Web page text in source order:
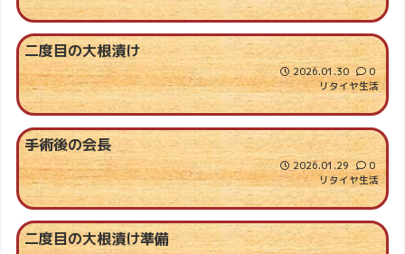
二度目の大根漬け
2026.01.30
0
リタイヤ生活
手術後の会長
2026.01.29
0
リタイヤ生活
二度目の大根漬け準備